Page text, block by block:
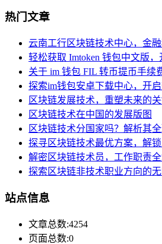
热门文章
云南工行区块链技术中心，金
轻松获取 Imtoken 钱包中文版
关于 im 钱包 FIL 转币提币手续
探索im钱包安卓下载中心，开
区块链发展技术，重塑未来的
区块链技术在中国的发展版图
区块链技术分国家吗？解析其
探寻区块链技术最优方案，解
解密区块链技术员，工作职责
探索区块链非技术职业方向的
站点信息
文章总数:4254
页面总数:0